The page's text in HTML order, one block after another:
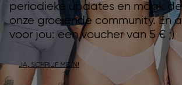
periodieke updates en maak
onze groeiende community. En
voor jou: een voucher van 5 € ;)
JA, SCHRIJF ME IN!